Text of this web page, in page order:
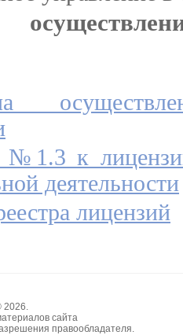
№1.3 к
деятельности
лицензий
2026.
сайта
правообладателя.